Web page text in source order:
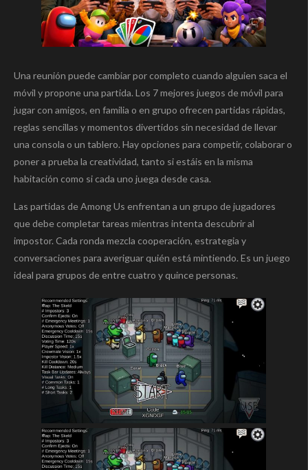
Una reunión puede cambiar por completo cuando alguien saca el
móvil y propone una partida. Los 7 mejores juegos de móvil para
jugar con amigos, en familia o en grupo ofrecen partidas rápidas,
reglas sencillas y momentos divertidos sin necesidad de llevar
una consola o un tablero. Hay opciones para competir, colaborar o
poner a prueba la creatividad, tanto si estáis en la misma
habitación como si cada uno juega desde casa.
Las partidas de Among Us enfrentan a un grupo de jugadores
que debe completar tareas mientras intenta descubrir al
impostor. Cada ronda mezcla cooperación, estrategia y
conversaciones para averiguar quién está mintiendo. Es un juego
ideal para grupos de entre cuatro y quince personas.